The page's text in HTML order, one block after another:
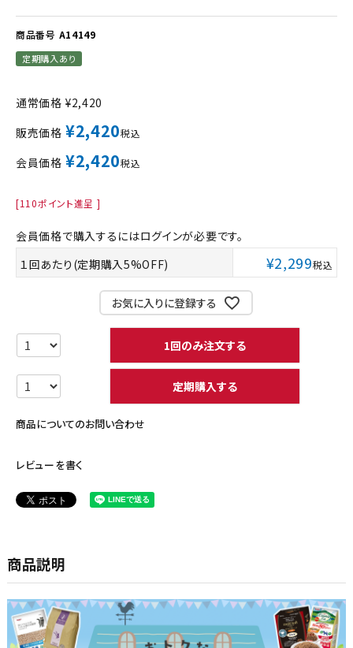
商品番号 A14149
定期購入あり
通常価格 ¥2,420
販売価格 ¥2,420税込
会員価格 ¥2,420税込
[110ポイント進呈 ]
会員価格で購入するにはログインが必要です。
１回あたり(定期購入5%OFF)
¥2,299税込
お気に入りに登録する
1回のみ注文する
定期購入する
商品についてのお問い合わせ
レビューを書く
商品説明